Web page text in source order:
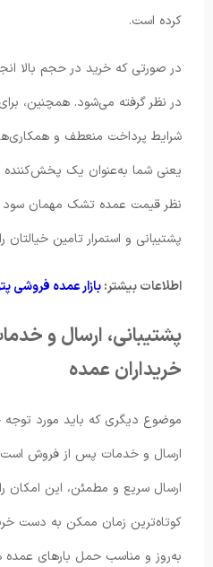
کرده است.
در صورتی که خرید در حجم بالا
در نظر گرفته می‌شود. همچنین،
شرایط پرداخت منعطف و
یعنی شما به‌عنوان یک پخش‌کننده
نظر قیمت عمده تشک مهمان سود
پشتیبانی و استمرار تامین
اطلاعات بیشتر:بازار عمده فروشی
پشتیبانی، ارسال و
خریداران عمده
موضوع دیگری که باید مورد توجه
ارسال و خدمات پس از فروش است.
ارسال سریع و مطمئن، این امکان را
کوتاه‌ترین زمان ممکن به دست
به‌روز و مناسب حمل بارهای